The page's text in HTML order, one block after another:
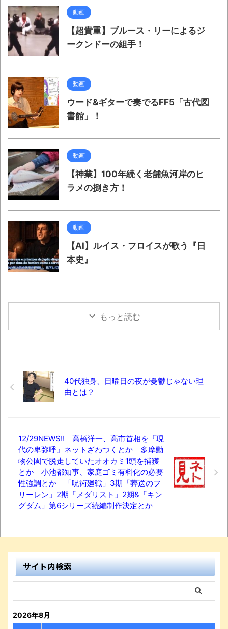
動画
【超貴重】ブルース・リーによるジ
ークンドーの組手！
動画
ウード&ギターで奏でるFF5「古代図
書館」！
動画
【神業】100年続く老舗魚河岸のヒ
ラメの捌き方！
動画
【AI】ルイス・フロイスが歌う『日
本史』
もっと読む
40代独身、日曜日の夜が憂鬱じゃない理
由とは？
12/29NEWS!! 高橋洋一、高市首相を『現
代の卑弥呼』ネットざわつくとか 多摩動
物公園で脱走していたオオカミ1頭を捕獲
とか 小池都知事、家庭ゴミ有料化の必要
性強調とか 「呪術廻戦」3期「葬送のフ
リーレン」2期「メダリスト」2期&「キン
グダム」第6シリーズ続編制作決定とか
サイト内検索
2026年8月